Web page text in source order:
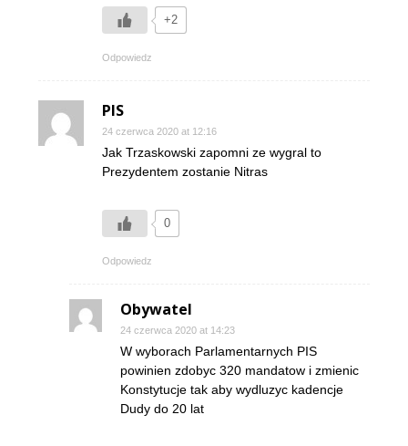
+2
Odpowiedz
PIS
24 czerwca 2020 at 12:16
Jak Trzaskowski zapomni ze wygral to
Prezydentem zostanie Nitras
0
Odpowiedz
Obywatel
24 czerwca 2020 at 14:23
W wyborach Parlamentarnych PIS
powinien zdobyc 320 mandatow i zmienic
Konstytucje tak aby wydluzyc kadencje
Dudy do 20 lat